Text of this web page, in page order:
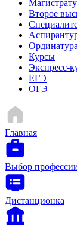
Второе
Курсы
Экспресс-
ЕГЭ
ОГЭ
Главная
Выбор
Дистанционка